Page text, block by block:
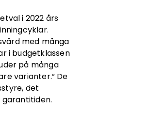
i 2022 års
med många
i budgetklassen
på många
varianter.” De
det